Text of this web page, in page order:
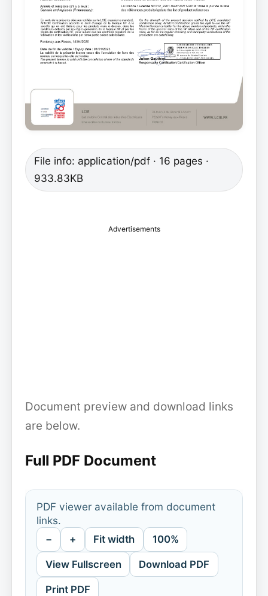
File info: application/pdf · 16 pages ·
933.83KB
Advertisements
Document preview and download links
are below.
Full PDF Document
PDF viewer available from document
links.
− + Fit width 100%
View Fullscreen Download PDF
Print PDF